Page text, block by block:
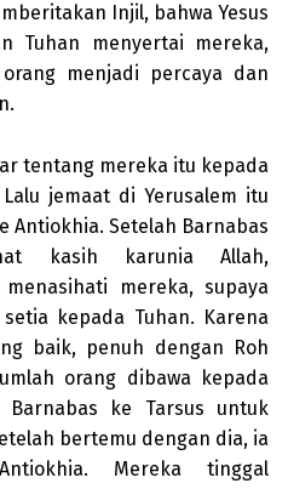
Injil, bahwa Yesus
Tuhan menyertai mereka,
menjadi percaya dan
tentang mereka itu kepada
jemaat di Yerusalem itu
Antiokhia. Setelah Barnabas
kasih karunia Allah,
mereka, supaya
kepada Tuhan. Karena
baik, penuh dengan Roh
orang dibawa kepada
Barnabas ke Tarsus untuk
bertemu dengan dia, ia
Mereka tinggal